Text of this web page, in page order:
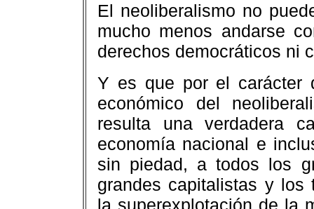
El neoliberalismo no
mucho menos andarse
derechos democráticos ni
Y es que por el carácter
económico del
resulta una verdadera
economía nacional e
sin piedad, a todos los
grandes capitalistas y los
la superexplotación de la